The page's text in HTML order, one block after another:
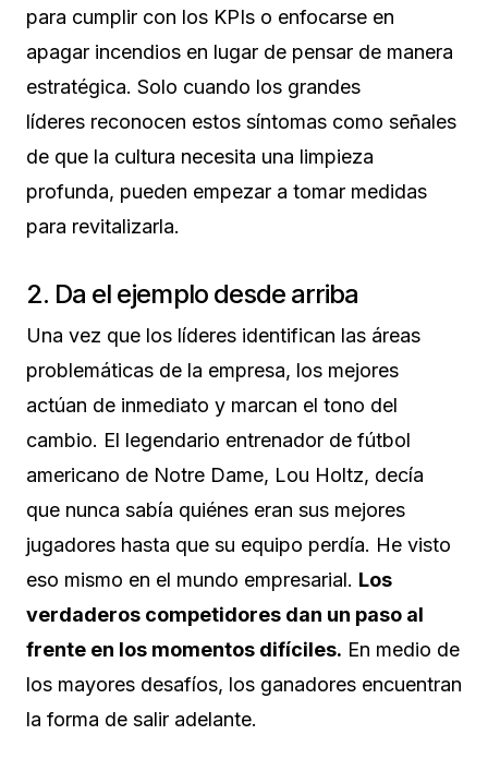
para cumplir con los KPIs o enfocarse en
apagar incendios en lugar de pensar de manera
estratégica. Solo cuando los grandes
líderes reconocen estos síntomas como señales
de que la cultura necesita una limpieza
profunda, pueden empezar a tomar medidas
para revitalizarla.
2. Da el ejemplo desde arriba
Una vez que los líderes identifican las áreas
problemáticas de la empresa, los mejores
actúan de inmediato y marcan el tono del
cambio. El legendario entrenador de fútbol
americano de Notre Dame, Lou Holtz, decía
que nunca sabía quiénes eran sus mejores
jugadores hasta que su equipo perdía. He visto
eso mismo en el mundo empresarial. Los
verdaderos competidores dan un paso al
frente en los momentos difíciles. En medio de
los mayores desafíos, los ganadores encuentran
la forma de salir adelante.